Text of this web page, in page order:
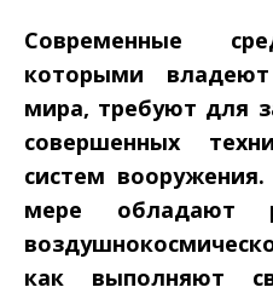
Современные
которыми
мира, требуют для
совершенных
систем
мере обладают
как выполняют